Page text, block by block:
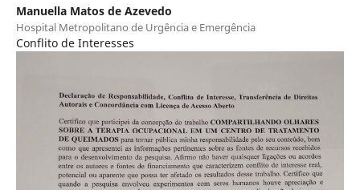
Manuella Matos de Azevedo
Hospital Metropolitano de Urgência e Emergência
Conflito de Interesses